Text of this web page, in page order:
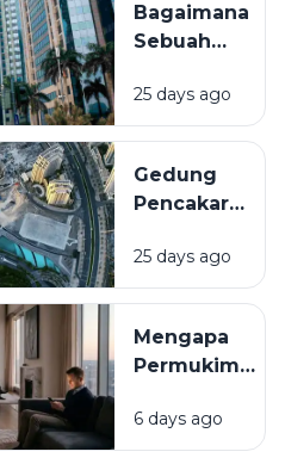
Benar-
Benar
Bagaimana
Sebuah
Bisa
Berubah
Pusat
Bisnis?
25 days ago
Gedung
Pencakar
Mengapa
Kota-Kota
Membangun
ke Atas?
25 days ago
Mengapa
Permukiman
Terus
Berubah
6 days ago